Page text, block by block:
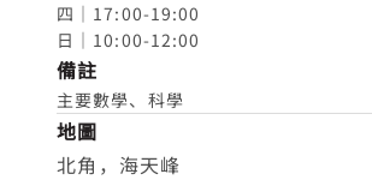
四｜17:00-19:00
日｜10:00-12:00
備註
主要數學、科學
地圖
北角，海天峰